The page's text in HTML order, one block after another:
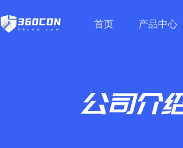
首页 产品中心